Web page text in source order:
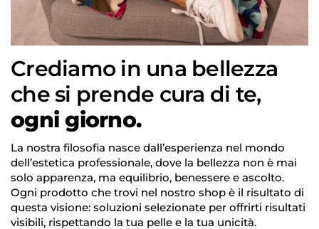
Crediamo in una bellezza
che si prende cura di te,
ogni giorno.
La nostra filosofia nasce dall’esperienza nel mondo
dell’estetica professionale, dove la bellezza non è mai
solo apparenza, ma equilibrio, benessere e ascolto.
Ogni prodotto che trovi nel nostro shop è il risultato di
questa visione: soluzioni selezionate per offrirti risultati
visibili, rispettando la tua pelle e la tua unicità.
Accesso richiesto
Accedi al tuo account per aggiungere prodotti
alla tua lista dei desideri e visualizzare gli articoli
salvati in precedenza.
Login